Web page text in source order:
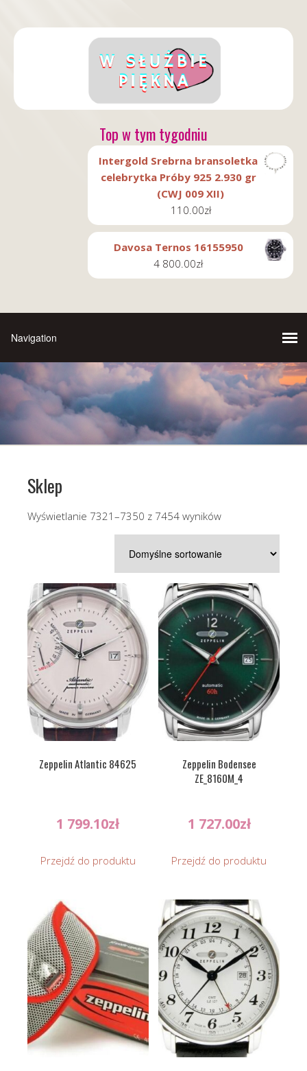
Top w tym tygodniu
Intergold Srebrna bransoletka
celebrytka Próby 925 2.930 gr
(CWJ 009 XII)
110.00zł
Davosa Ternos 16155950
4 800.00zł
Sklep
Wyświetlanie 7321–7350 z 7454 wyników
Zeppelin Atlantic 84625
1 799.10zł
Przejdź do produktu
Zeppelin Bodensee
ZE_8160M_4
1 727.00zł
Przejdź do produktu